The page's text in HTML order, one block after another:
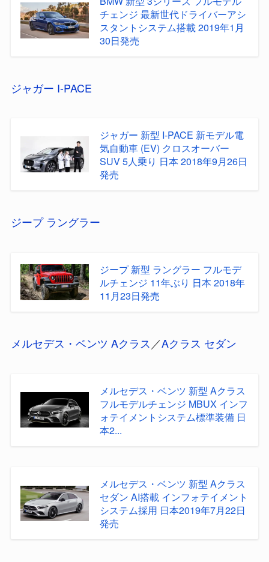
チェンジ 最新世代ドライバーアシ
スタントシステム搭載 2019年1月
30日発売
ジャガー I-PACE
ジャガー 新型 I-PACE 新モデル電
気自動車 (EV) クロスオーバー
SUV 5人乗り 日本 2018年9月26日
発売
ジープ ラングラー
ジープ 新型 ラングラー フルモデ
ルチェンジ 11年ぶり 日本 2018年
11月23日発売
メルセデス・ベンツ Aクラス ／Aクラス セダン
メルセデス・ベンツ 新型 Aクラス
フルモデルチェンジ MBUX インフ
ォテイメントシステム標準装備 日
本2...
メルセデス・ベンツ 新型 Aクラス
セダン AI搭載 インフォテイメント
システム採用 日本2019年7月22日
発売